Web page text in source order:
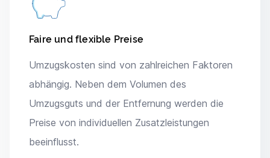
Faire und flexible Preise
Umzugskosten sind von zahlreichen Faktoren
abhängig. Neben dem Volumen des
Umzugsguts und der Entfernung werden die
Preise von individuellen Zusatzleistungen
beeinflusst.